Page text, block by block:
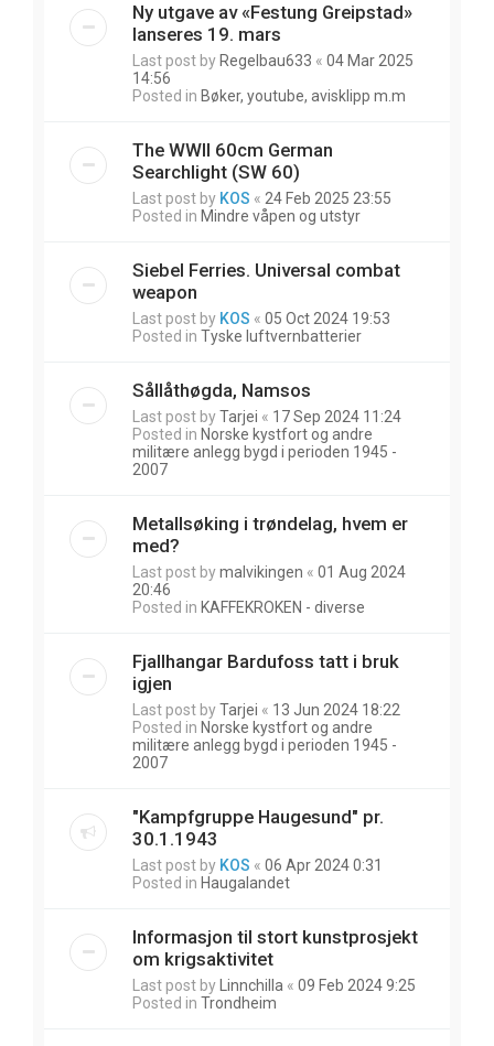
Ny utgave av «Festung Greipstad»
lanseres 19. mars
Last post by Regelbau633 « 04 Mar 2025
14:56
Posted in Bøker, youtube, avisklipp m.m
The WWII 60cm German
Searchlight (SW 60)
Last post by KOS « 24 Feb 2025 23:55
Posted in Mindre våpen og utstyr
Siebel Ferries. Universal combat
weapon
Last post by KOS « 05 Oct 2024 19:53
Posted in Tyske luftvernbatterier
Sållåthøgda, Namsos
Last post byTarjei « 17 Sep 2024 11:24
Posted in Norske kystfort og andre
militære anlegg bygd i perioden 1945 -
2007
Metallsøking i trøndelag, hvem er
med?
Last post bymalvikingen « 01 Aug 2024
20:46
Posted in KAFFEKROKEN - diverse
Fjallhangar Bardufoss tatt i bruk
igjen
Last post byTarjei « 13 Jun 2024 18:22
Posted in Norske kystfort og andre
militære anlegg bygd i perioden 1945 -
2007
"Kampfgruppe Haugesund" pr.
30.1.1943
Last post by KOS « 06 Apr 2024 0:31
Posted in Haugalandet
Informasjon til stort kunstprosjekt
om krigsaktivitet
Last post by Linnchilla « 09 Feb 2024 9:25
Posted in Trondheim